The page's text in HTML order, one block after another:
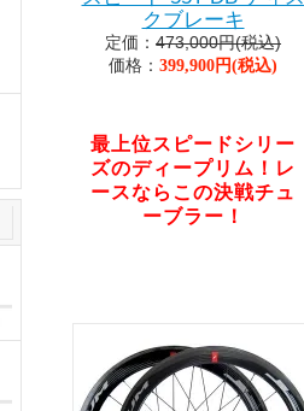
クブレーキ
定価： 473,000円(税込)
価格： 399,900円(税込)
最上位スピードシリー
ズのディープリム！レ
ースならこの決戦チュ
ーブラー！